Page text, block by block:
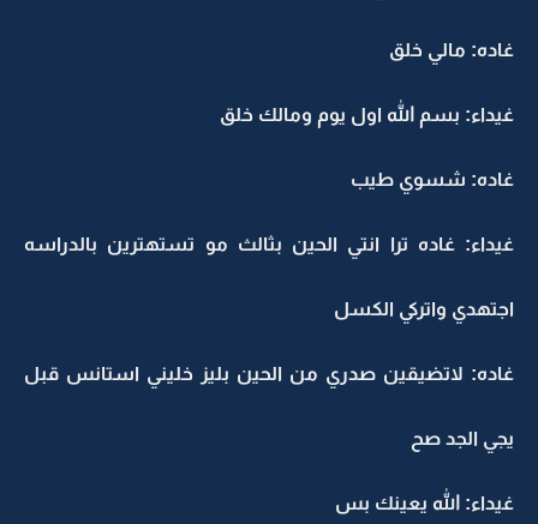
غاده: مالي خلق
غيداء: بسم الله اول يوم ومالك خلق
غاده: شسوي طيب
غيداء: غاده ترا انتي الحين بثالث مو تستهترين بالدراسه
اجتهدي واتركي الكسل
غاده: لاتضيقين صدري من الحين بليز خليني استانس قبل
يجي الجد صح
غيداء: الله يعينك بس